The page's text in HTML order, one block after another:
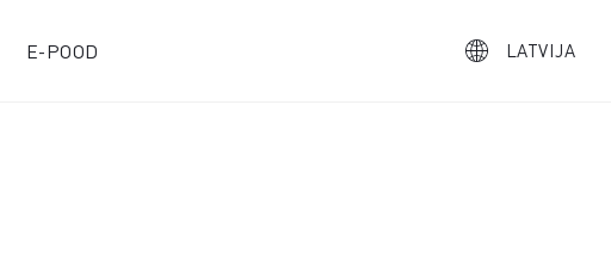
E-POOD LATVIJA